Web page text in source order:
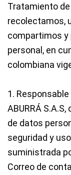
Tratamiento
recolectamos,
compartimos y
personal, en
colombiana
1.
ABURRÁ S.A.S,
de datos
seguridad y
suministrada
Correo de